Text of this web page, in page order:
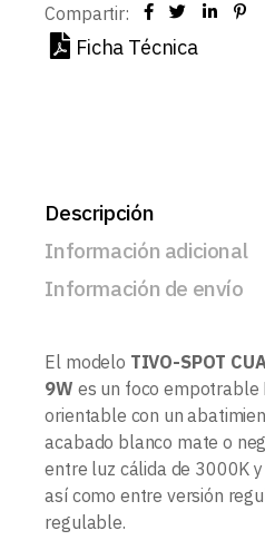
Compartir:
Ficha Técnica
Descripción
Información adicional
Información de envío
El modelo TIVO-SPOT
9W es un foco empotrable
orientable con un
acabado blanco mate o
entre luz cálida de 3000K
así como entre versión
regulable.